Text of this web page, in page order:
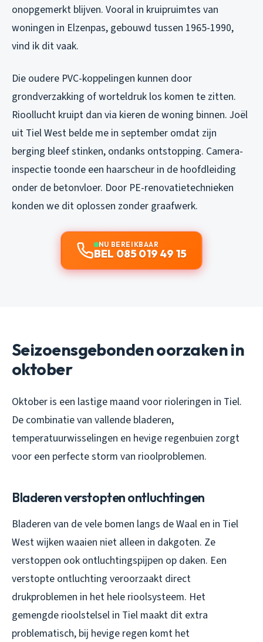
onopgemerkt blijven. Vooral in kruipruimtes van
woningen in Elzenpas, gebouwd tussen 1965-1990,
vind ik dit vaak.
Die oudere PVC-koppelingen kunnen door
grondverzakking of worteldruk los komen te zitten.
Rioollucht kruipt dan via kieren de woning binnen. Joël
uit Tiel West belde me in september omdat zijn
berging bleef stinken, ondanks ontstopping. Camera-
inspectie toonde een haarscheur in de hoofdleiding
onder de betonvloer. Door PE-renovatietechnieken
konden we dit oplossen zonder graafwerk.
NU BEREIKBAAR
BEL 085 019 49 15
Seizoensgebonden oorzaken in
oktober
Oktober is een lastige maand voor rioleringen in Tiel.
De combinatie van vallende bladeren,
temperatuurwisselingen en hevige regenbuien zorgt
voor een perfecte storm van rioolproblemen.
Bladeren verstopten ontluchtingen
Bladeren van de vele bomen langs de Waal en in Tiel
West wijken waaien niet alleen in dakgoten. Ze
verstoppen ook ontluchtingspijpen op daken. Een
verstopte ontluchting veroorzaakt direct
drukproblemen in het hele rioolsysteem. Het
gemengde rioolstelsel in Tiel maakt dit extra
problematisch, bij hevige regen komt het